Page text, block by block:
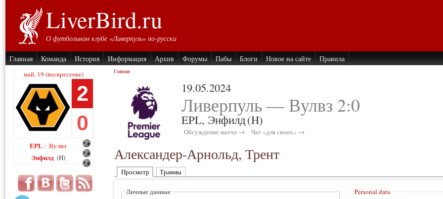
LiverBird.ru
О футбольном клубе «Ливерпуль» по-русски
Главная Команда История Информация Архив Форумы Пабы Блоги Новое на сайте Правила
май, 19 (воскресенье)
2
0
EPL : Вулвз
Энфилд (H)
Главная
19.05.2024
Ливерпуль — Вулвз 2:0
EPL, Энфилд(H)
Обсуждение матча → Чат «для своих» →
Александер-Арнольд, Трент
Просмотр Травмы
Личные данные
Personal data